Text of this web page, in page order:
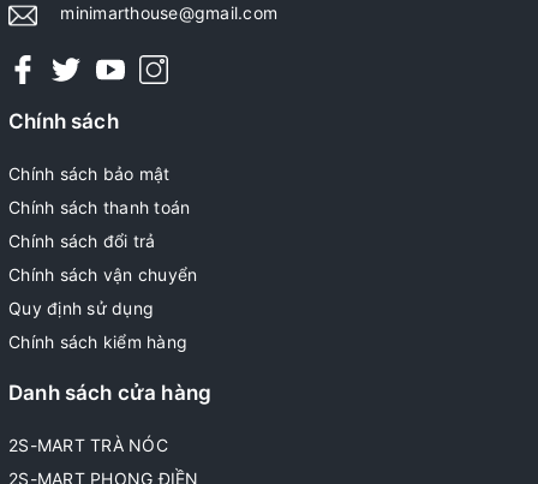
minimarthouse@gmail.com
Chính sách
Chính sách bảo mật
Chính sách thanh toán
Chính sách đổi trả
Chính sách vận chuyển
Quy định sử dụng
Chính sách kiểm hàng
Danh sách cửa hàng
2S-MART TRÀ NÓC
2S-MART PHONG ĐIỀN